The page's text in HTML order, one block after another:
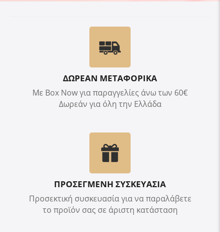
ΔΩΡΕΑΝ ΜΕΤΑΦΟΡΙΚΑ
Με Box Now για παραγγελίες άνω των 60€
Δωρεάν για όλη την Ελλάδα
ΠΡΟΣΕΓΜΕΝΗ ΣΥΣΚΕΥΑΣΙΑ
Προσεκτική συσκευασία για να παραλάβετε
το προϊόν σας σε άριστη κατάσταση